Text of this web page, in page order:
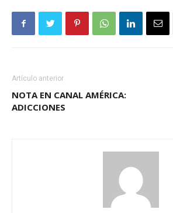
Artículo anterior
NOTA EN CANAL AMÉRICA:
ADICCIONES